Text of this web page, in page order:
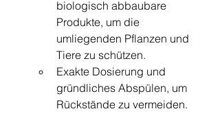
biologisch abbaubare
Produkte, um die
umliegenden Pflanzen und
Tiere zu schützen.
Exakte Dosierung und
gründliches Abspülen, um
Rückstände zu vermeiden.